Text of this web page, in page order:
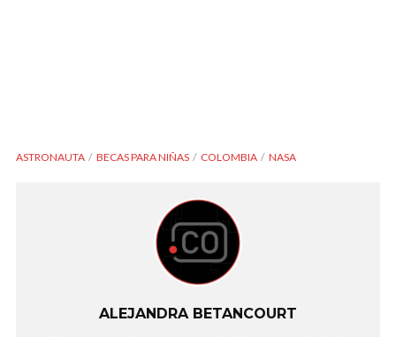
ASTRONAUTA BECAS PARA NIÑAS COLOMBIA NASA
ALEJANDRA BETANCOURT